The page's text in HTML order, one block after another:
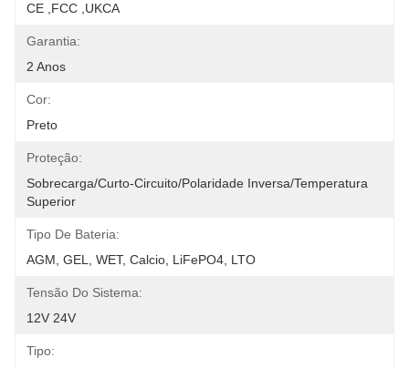
CE ,FCC ,UKCA
Garantia:
2 Anos
Cor:
Preto
Proteção:
Sobrecarga/curto-Circuito/polaridade Inversa/temperatura
Superior
Tipo De Bateria:
AGM, GEL, WET, Calcio, LiFePO4, LTO
Tensão Do Sistema:
12V 24V
Tipo: